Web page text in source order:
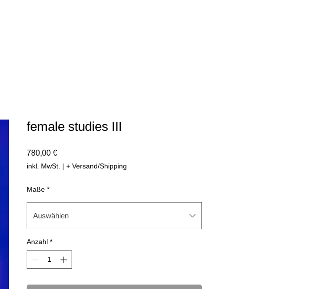
female studies III
780,00 €Preis
inkl. MwSt. | + Versand/Shipping
Maße *
Auswählen
Anzahl *